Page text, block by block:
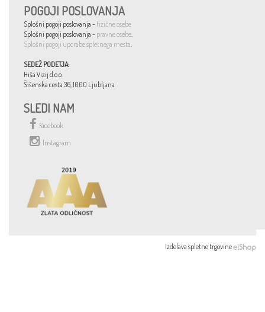
POGOJI POSLOVANJA
Splošni pogoji poslovanja - fizične osebe
Splošni pogoji poslovanja - pravne osebe.
Splošni pogoji uporabe spletnega mesta.
SEDEŽ PODETJA:
Hiša Vizij d.o.o.
Šišenska cesta 36, 1000 Ljubljana
SLEDI NAM
Facebook
Instagram
Izdelava spletne trgovine